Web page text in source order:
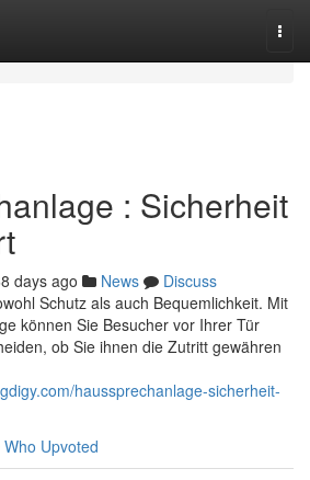
: Sicherheit
days ago News
Discuss
Schutz als auch Bequemlichkeit. Mit
können Sie Besucher vor Ihrer Tür
ob Sie ihnen die Zutritt gewähren
haussprechanlage-sicherheit-
Who Upvoted